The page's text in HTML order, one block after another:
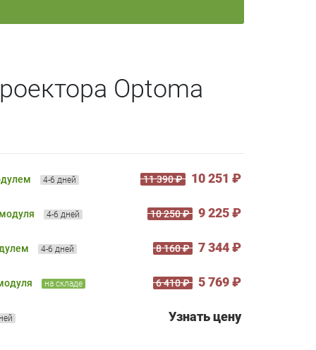
Optoma
4-6 дней 11 390 ₽ 10 251 ₽
4-6 дней 10 250 ₽ 9 225 ₽
4-6 дней 8 160 ₽ 7 344 ₽
на складе 6 410 ₽ 5 769 ₽
Узнать цену